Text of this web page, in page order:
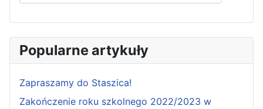
Popularne artykuły
Zapraszamy do Staszica!
Zakończenie roku szkolnego 2022/2023 w